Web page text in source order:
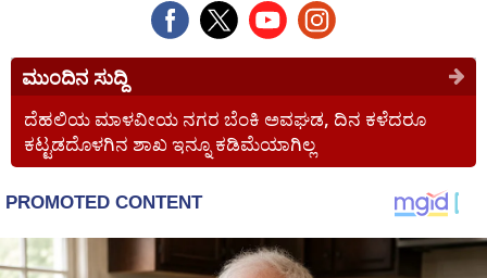
ಮುಂದಿನ ಸುದ್ದಿ
ದೆಹಲಿಯ ಮಾಳವೀಯ ನಗರ ಬೆಂಕಿ ಅವಘಡ, ದಿನ ಕಳೆದರೂ
ಕಟ್ಟಡದೊಳಗಿನ ಶಾಖ ಇನ್ನೂ ಕಡಿಮೆಯಾಗಿಲ್ಲ